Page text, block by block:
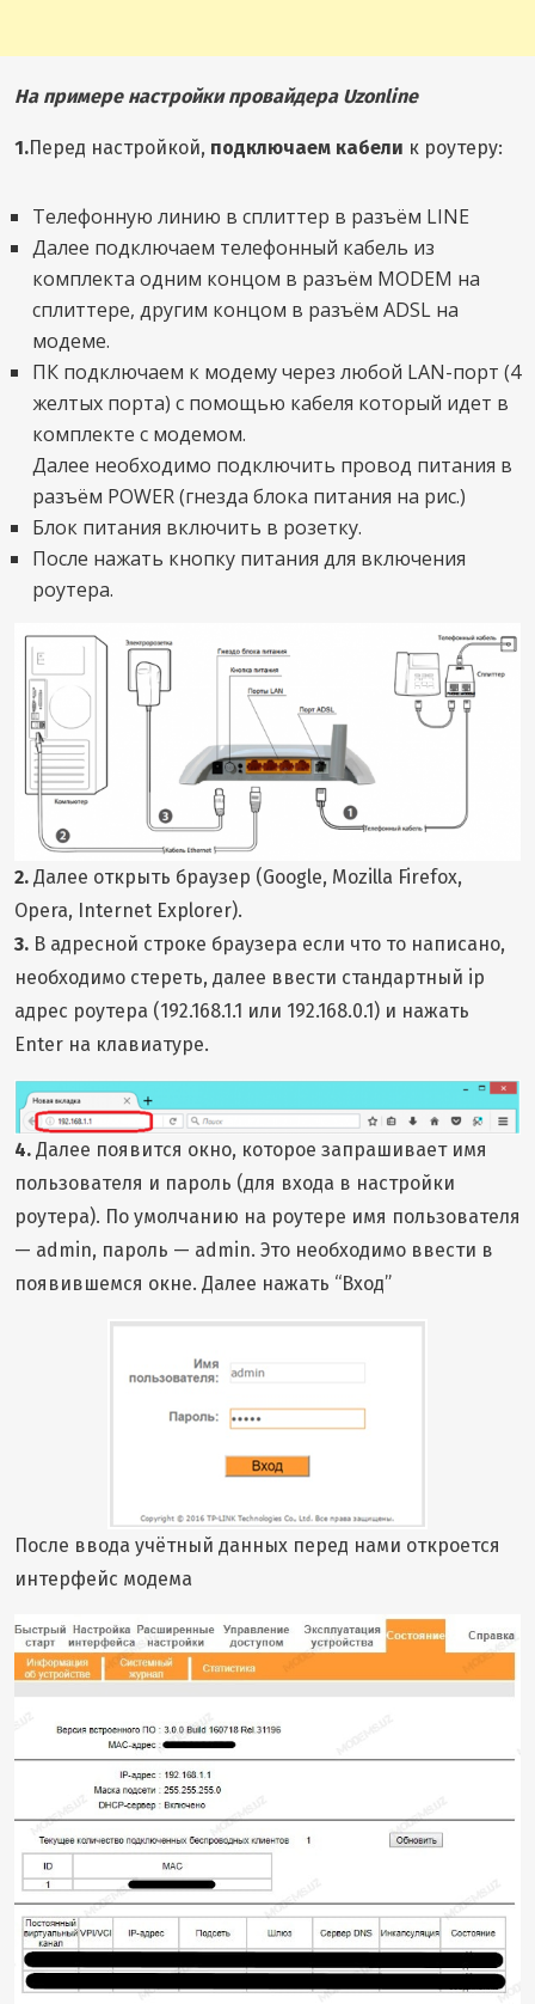
На примере настройки провайдера Uzonline
1.Перед настройкой, подключаем кабели к роутеру:
Телефонную линию в сплиттер в разъём LINE
Далее подключаем телефонный кабель из
комплекта одним концом в разъём MODEM на
сплиттере, другим концом в разъём ADSL на
модеме.
ПК подключаем к модему через любой LAN-порт (4
желтых порта) с помощью кабеля который идет в
комплекте с модемом.
Далее необходимо подключить провод питания в
разъём POWER (гнезда блока питания на рис.)
Блок питания включить в розетку.
После нажать кнопку питания для включения
роутера.
2. Далее открыть браузер (Google, Mozilla Firefox,
Opera, Internet Explorer).
3. В адресной строке браузера если что то написано,
необходимо стереть, далее ввести стандартный ip
адрес роутера (192.168.1.1 или 192.168.0.1) и нажать
Enter на клавиатуре.
4. Далее появится окно, которое запрашивает имя
пользователя и пароль (для входа в настройки
роутера). По умолчанию на роутере имя пользователя
— admin, пароль — admin. Это необходимо ввести в
появившемся окне. Далее нажать “Вход”
После ввода учётный данных перед нами откроется
интерфейс модема